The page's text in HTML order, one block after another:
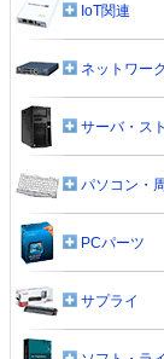
IoT関連
ネットワーク
サーバ・ス
パソコン・
PCパーツ
サプライ